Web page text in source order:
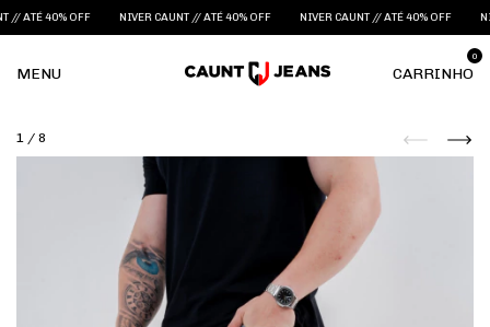
40% OFF NIVER CAUNT // ATÉ 40% OFF NIVER CAUNT // ATÉ 40% OFF
MENU CARRINHO
0
1 / 8